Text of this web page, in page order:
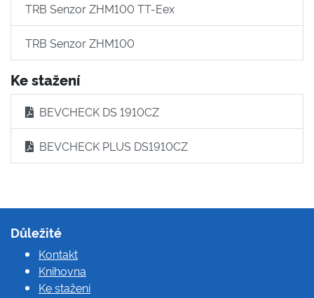
TRB Senzor ZHM100 TT-Eex
TRB Senzor ZHM100
Ke stažení
BEVCHECK DS 1910CZ
BEVCHECK PLUS DS1910CZ
Důležité
Kontakt
Knihovna
Ke stažení